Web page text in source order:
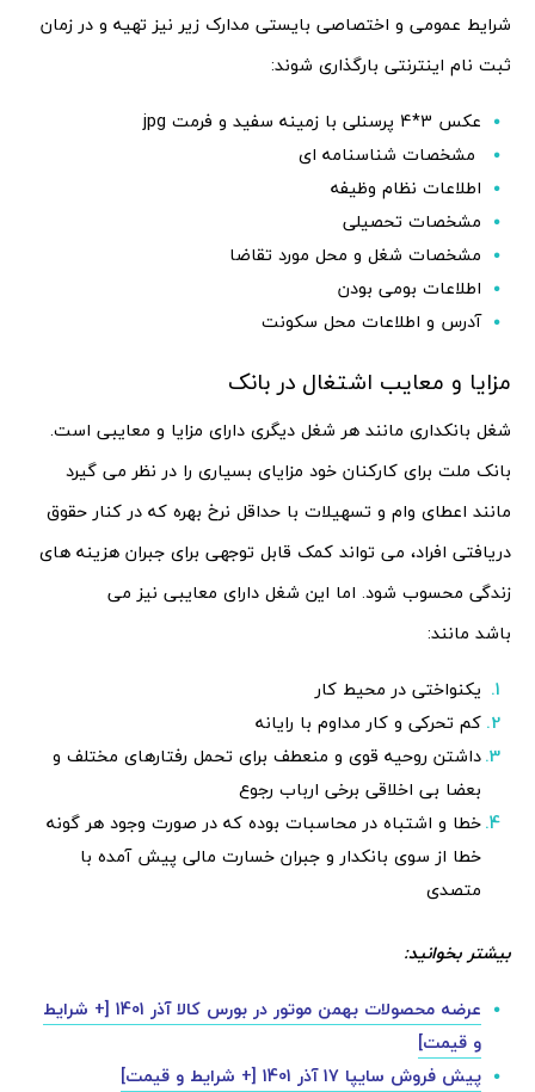
شرایط عمومی و اختصاصی بایستی مدارک زیر نیز تهیه و در زمان
ثبت نام اینترنتی بارگذاری شوند:
عکس 3*4 پرسنلی با زمینه سفید و فرمت jpg
مشخصات شناسنامه ای
اطلاعات نظام وظیفه
مشخصات تحصیلی
مشخصات شغل و محل مورد تقاضا
اطلاعات بومی بودن
آدرس و اطلاعات محل سکونت
مزایا و معایب اشتغال در بانک
شغل بانکداری مانند هر شغل دیگری دارای مزایا و معایبی است.
بانک ملت برای کارکنان خود مزایای بسیاری را در نظر می گیرد
مانند اعطای وام و تسهیلات با حداقل نرخ بهره که در کنار حقوق
دریافتی افراد، می تواند کمک قابل توجهی برای جبران هزینه های
زندگی محسوب شود. اما این شغل دارای معایبی نیز می
باشد مانند:
یکنواختی در محیط کار
کم تحرکی و کار مداوم با رایانه
داشتن روحیه قوی و منعطف برای تحمل رفتارهای مختلف و
بعضا بی اخلاقی برخی ارباب رجوع
خطا و اشتباه در محاسبات بوده که در صورت وجود هر گونه
خطا از سوی بانکدار و جبران خسارت مالی پیش آمده با
متصدی
بیشتر بخوانید:
عرضه محصولات بهمن موتور در بورس کالا آذر 1401 [+ شرایط
و قیمت]
پیش فروش سایپا 17 آذر 1401 [+ شرایط و قیمت]